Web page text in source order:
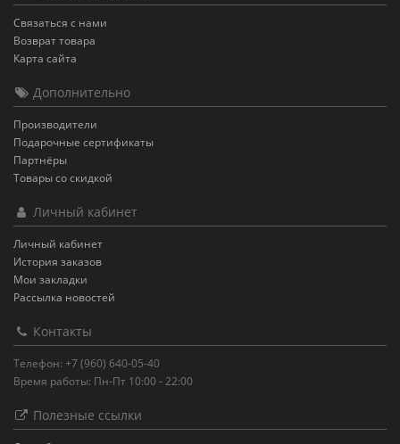
Связаться с нами
Возврат товара
Карта сайта
Дополнительно
Производители
Подарочные сертификаты
Партнёры
Товары со скидкой
Личный кабинет
Личный кабинет
История заказов
Мои закладки
Рассылка новостей
Контакты
Телефон: +7 (960) 640-05-40
Время работы: Пн-Пт 10:00 - 22:00
Полезные ссылки